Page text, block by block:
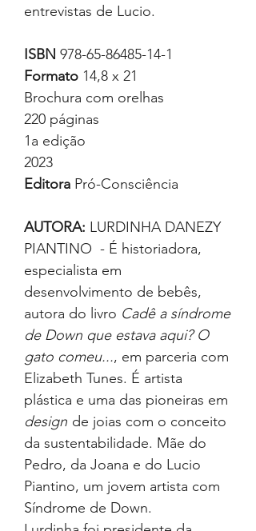
entrevistas de Lucio.
ISBN 978-65-86485-14-1
Formato 14,8 x 21
Brochura com orelhas
220 páginas
1a edição
2023
Editora Pró-Consciência
AUTORA: LURDINHA DANEZY
PIANTINO - É historiadora,
especialista em
desenvolvimento de bebês,
autora do livro Cadê a síndrome
de Down que estava aqui? O
gato comeu..., em parceria com
Elizabeth Tunes. É artista
plástica e uma das pioneiras em
design de joias com o conceito
da sustentabilidade. Mãe do
Pedro, da Joana e do Lucio
Piantino, um jovem artista com
Síndrome de Down.